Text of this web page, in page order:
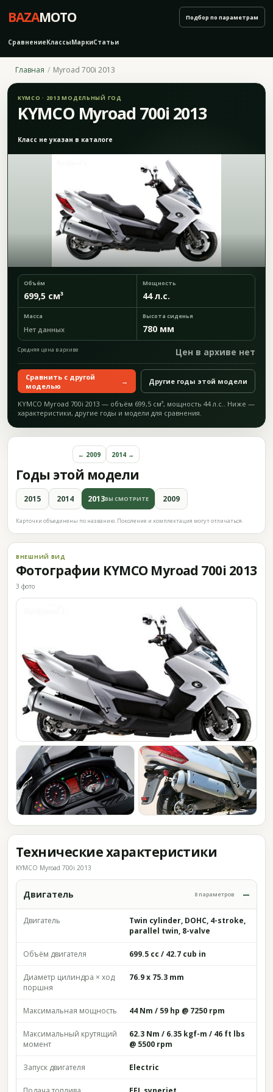
BAZAMOTO
СравнениеКлассыМаркиСтатьи
Подбор по параметрам
Главная Myroad 700i 2013
KYMCO · 2013 МОДЕЛЬНЫЙ ГОД
KYMCO Myroad 700i 2013
Класс не указан в каталоге
Объём
699,5 см³
Мощность
44 л.с.
Масса
Нет данных
Высота сиденья
780 мм
Средняя цена в архиве Цен в архиве нет
Сравнить с другой
моделью
→ Другие годы этой модели
KYMCO Myroad 700i 2013 — объём 699,5 см³, мощность 44 л.с.. Ниже —
характеристики, другие годы и модели для сравнения.
Годы этой модели
← 2009 2014 →
2015 2014 2013ВЫ СМОТРИТЕ 2009
Карточки объединены по названию. Поколение и комплектация могут отличаться.
ВНЕШНИЙ ВИД
Фотографии KYMCO Myroad 700i 2013
3 фото
Технические характеристики
KYMCO Myroad 700i 2013
Двигатель 8 параметров
Двигатель
Twin cylinder, DOHC, 4-stroke,
parallel twin, 8-valve
Объём двигателя 699.5 cc / 42.7 cub in
Диаметр цилиндра × ход
поршня
76.9 x 75.3 mm
Максимальная мощность 44 Nm / 59 hp @ 7250 rpm
Максимальный крутящий
момент
62.3 Nm / 6.35 kgf-m / 46 ft lbs
@ 5500 rpm
Запуск двигателя Electric